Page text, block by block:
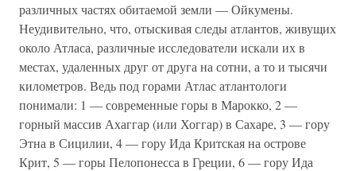
различных частях обитаемой земли — Ойкумены.
Неудивительно, что, отыскивая следы атлантов, живущих
около Атласа, различные исследователи искали их в
местах, удаленных друг от друга на сотни, а то и тысячи
километров. Ведь под горами Атлас атлантологи
понимали: 1 — современные горы в Марокко, 2 —
горный массив Ахаггар (или Хоггар) в Сахаре, 3 — гору
Этна в Сицилии, 4 — гору Ида Критская на острове
Крит, 5 — горы Пелопонесса в Греции, 6 — гору Ида